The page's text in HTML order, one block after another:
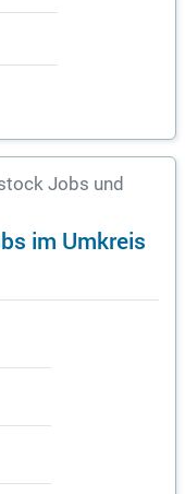
Jobs und
im Umkreis